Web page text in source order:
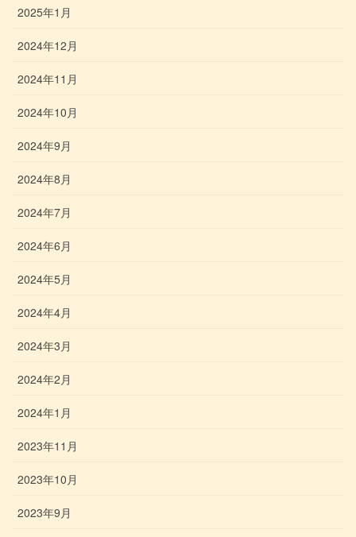
2025年1月
2024年12月
2024年11月
2024年10月
2024年9月
2024年8月
2024年7月
2024年6月
2024年5月
2024年4月
2024年3月
2024年2月
2024年1月
2023年11月
2023年10月
2023年9月